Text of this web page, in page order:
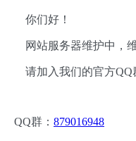
你们好！
网站服务器维护中，
请加入我们的官方QQ
QQ群： 879016948